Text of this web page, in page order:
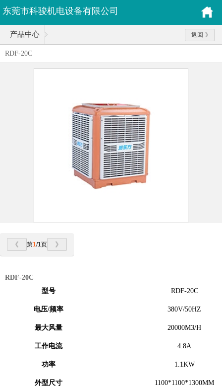
东莞市科骏机电设备有限公司
产品中心 返回
RDF-20C
第1/1页
RDF-20C
型号
RDF-20C
电压/频率 380V/50HZ
最大风量 20000M3/H
工作电流 4.8A
功率 1.1KW
外型尺寸 1100*1100*1300MM